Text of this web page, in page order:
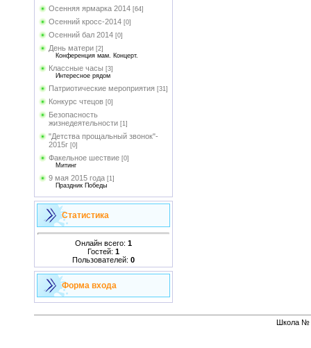
Осенняя ярмарка 2014 [64]
Осенний кросс-2014 [0]
Осенний бал 2014 [0]
День матери [2]
Конференция мам. Концерт.
Классные часы [3]
Интересное рядом
Патриотические мероприятия [31]
Конкурс чтецов [0]
Безопасность
жизнедеятельности [1]
"Детства прощальный звонок"-
2015г [0]
Факельное шествие [0]
Митинг
9 мая 2015 года [1]
Праздник Победы
Статистика
Онлайн всего: 1
Гостей: 1
Пользователей: 0
Форма входа
Школа №